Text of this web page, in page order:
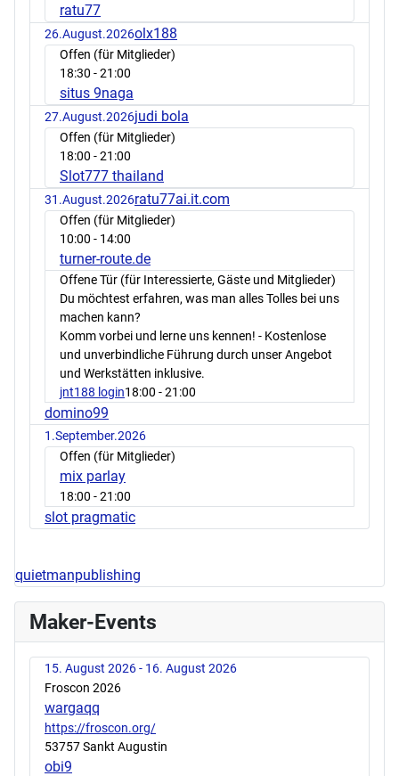
ratu77
26.August.2026olx188
Offen (für Mitglieder)
18:30 - 21:00
situs 9naga
27.August.2026judi bola
Offen (für Mitglieder)
18:00 - 21:00
Slot777 thailand
31.August.2026ratu77ai.it.com
Offen (für Mitglieder)
10:00 - 14:00
turner-route.de
Offene Tür (für Interessierte, Gäste und Mitglieder)
Du möchtest erfahren, was man alles Tolles bei uns
machen kann?
Komm vorbei und lerne uns kennen! - Kostenlose
und unverbindliche Führung durch unser Angebot
und Werkstätten inklusive.
jnt188 login18:00 - 21:00
domino99
1.September.2026
Offen (für Mitglieder)
mix parlay
18:00 - 21:00
slot pragmatic
quietmanpublishing
Maker-Events
15. August 2026 - 16. August 2026
Froscon 2026
wargaqq
https://froscon.org/
53757 Sankt Augustin
obi9